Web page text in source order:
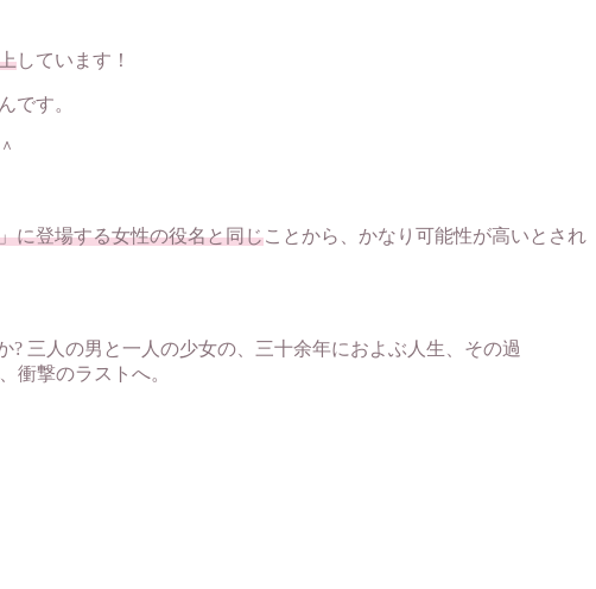
しています！
です。
に登場する女性の役名と同じことから、かなり可能性が高いとされ
三人の男と一人の少女の、三十余年におよぶ人生、その過
衝撃のラストへ。